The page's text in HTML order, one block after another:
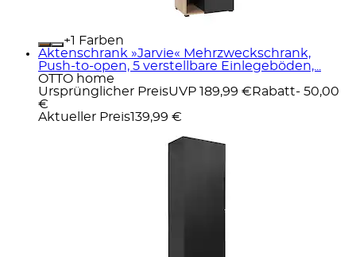
+
Farben
Aktenschrank »Jarvie« Mehrzweckschrank,
Push-to-open, 5 verstellbare Einlegeböden,...
OTTO home
Ursprünglicher PreisUVP 189,99 € Rabatt- 50,00
€
Aktueller Preis139,99 €